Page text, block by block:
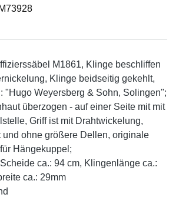
M73928
M1861, Klinge beschliffen
Klinge beidseitig gekehlt,
"Hugo Weyersberg & Sohn, Solingen";
überzogen - auf einer Seite mit mit
Griff ist mit Drahtwickelung,
und ohne größere Dellen, originale
Hängekuppel;
ca.: 94 cm, Klingenlänge ca.:
ca.: 29mm